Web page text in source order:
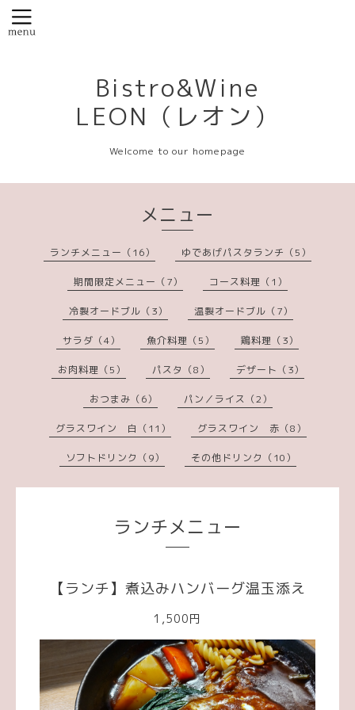
Bistro&Wine
LEON（レオン）
Welcome to our homepage
メニュー
ランチメニュー（16） ゆであげパスタランチ（5）
期間限定メニュー（7） コース料理（1）
冷製オードブル（3） 温製オードブル（7）
サラダ（4） 魚介料理（5） 鶏料理（3）
お肉料理（5） パスタ（8） デザート（3）
おつまみ（6） パン／ライス（2）
グラスワイン 白（11） グラスワイン 赤（8）
ソフトドリンク（9） その他ドリンク（10）
ランチメニュー
【ランチ】煮込みハンバーグ温玉添え
1,500円